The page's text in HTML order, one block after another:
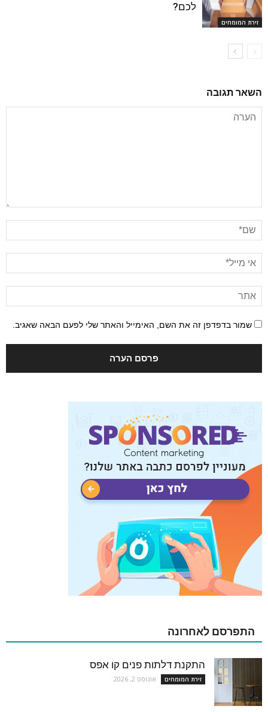
זירת המומחים
לכם?
השאר תגובה
שמור בדפדפן זה את השם, האימייל והאתר שלי לפעם הבאה שאגיב.
התפרסם לאחרונה
התקנת דלתות פנים קו אפס
זירת המומחים אוגוסט 2, 2026